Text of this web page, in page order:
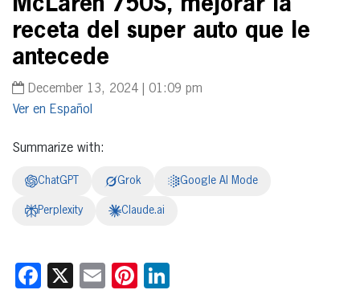
McLaren 750S, mejorar la
receta del super auto que le
antecede
December 13, 2024 | 01:09 pm
Español
Summarize with:
ChatGPT Grok Google AI Mode
Perplexity Claude.ai
Facebook
X EmailPinterest